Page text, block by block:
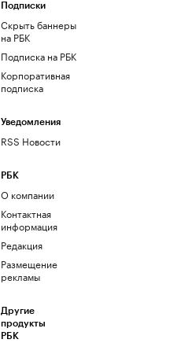
Подписки
Скрыть баннеры
на РБК
Подписка на РБК
Корпоративная
подписка
Уведомления
RSS Новости
РБК
О компании
Контактная
информация
Редакция
Размещение
рекламы
Другие
продукты
РБК